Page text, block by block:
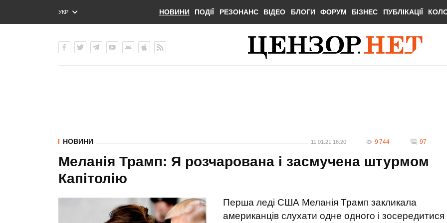
УКР
ENG
НОВИНИ ПОДІЇ РЕЗОНАНС ВІДЕО БЛОГИ ФОРУМ БІЗНЕС ПУБЛІКАЦІЇ
НОВИНИ 11.01.21 16:20 9 744 97
Меланія Трамп: Я розчарована і засмучена штурмом
Капітолію
Перша леді США Меланія Трамп закликала
американців слухати одне одного і зосередитися